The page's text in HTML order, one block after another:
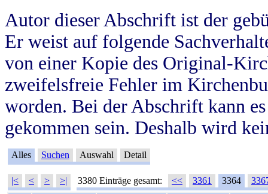
Autor dieser Abschrift ist der
Er weist auf folgende
von einer Kopie des Original-
zweifelsfreie Fehler im
worden. Bei der Abschrift kann
gekommen sein. Deshalb wird
Alles Suchen Auswahl Detail
|< < > >| 3380 Einträge gesamt: << 3361 3364